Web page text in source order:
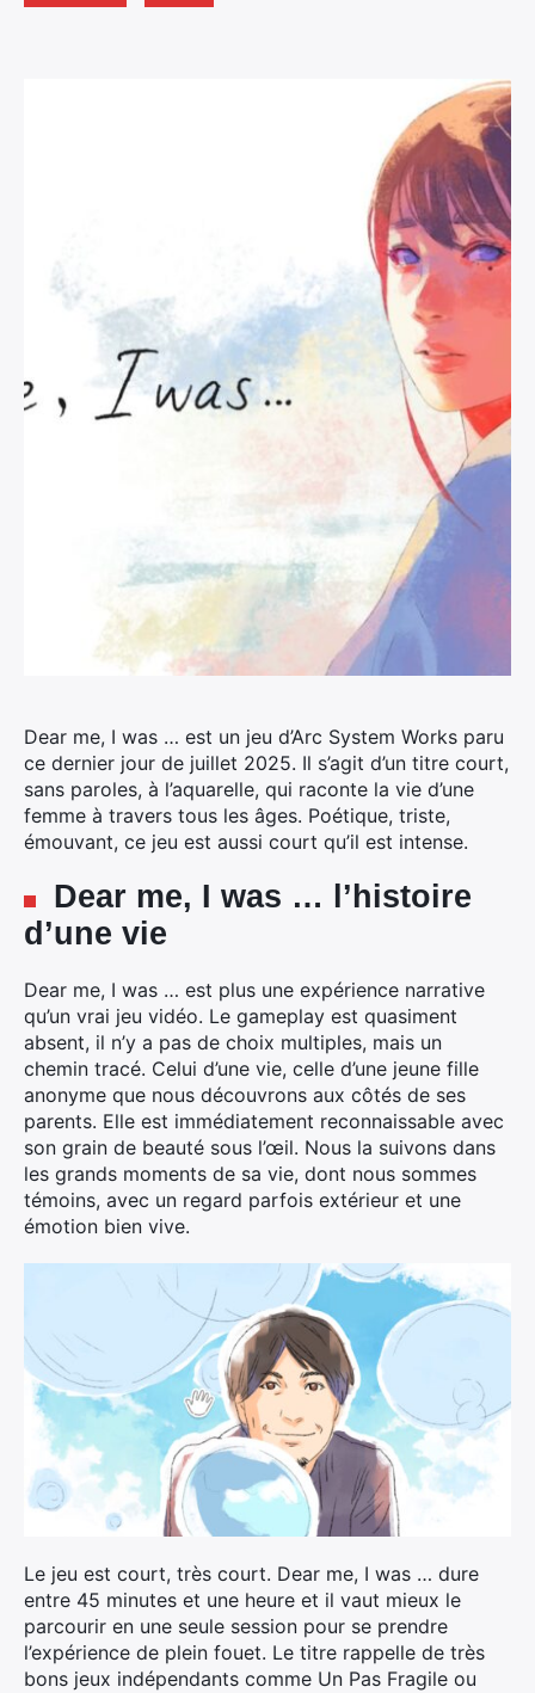
Dear me, I was … est un jeu d’Arc System Works paru
ce dernier jour de juillet 2025. Il s’agit d’un titre court,
sans paroles, à l’aquarelle, qui raconte la vie d’une
femme à travers tous les âges. Poétique, triste,
émouvant, ce jeu est aussi court qu’il est intense.
Dear me, I was … l’histoire
d’une vie
Dear me, I was … est plus une expérience narrative
qu’un vrai jeu vidéo. Le gameplay est quasiment
absent, il n’y a pas de choix multiples, mais un
chemin tracé. Celui d’une vie, celle d’une jeune fille
anonyme que nous découvrons aux côtés de ses
parents. Elle est immédiatement reconnaissable avec
son grain de beauté sous l’œil. Nous la suivons dans
les grands moments de sa vie, dont nous sommes
témoins, avec un regard parfois extérieur et une
émotion bien vive.
Le jeu est court, très court. Dear me, I was … dure
entre 45 minutes et une heure et il vaut mieux le
parcourir en une seule session pour se prendre
l’expérience de plein fouet. Le titre rappelle de très
bons jeux indépendants comme Un Pas Fragile ou